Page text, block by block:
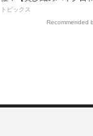
回】
トピックス
Recommended